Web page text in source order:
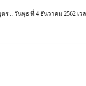
:: วันพุธ ที่ 4 ธันวาคม 2562 เวล